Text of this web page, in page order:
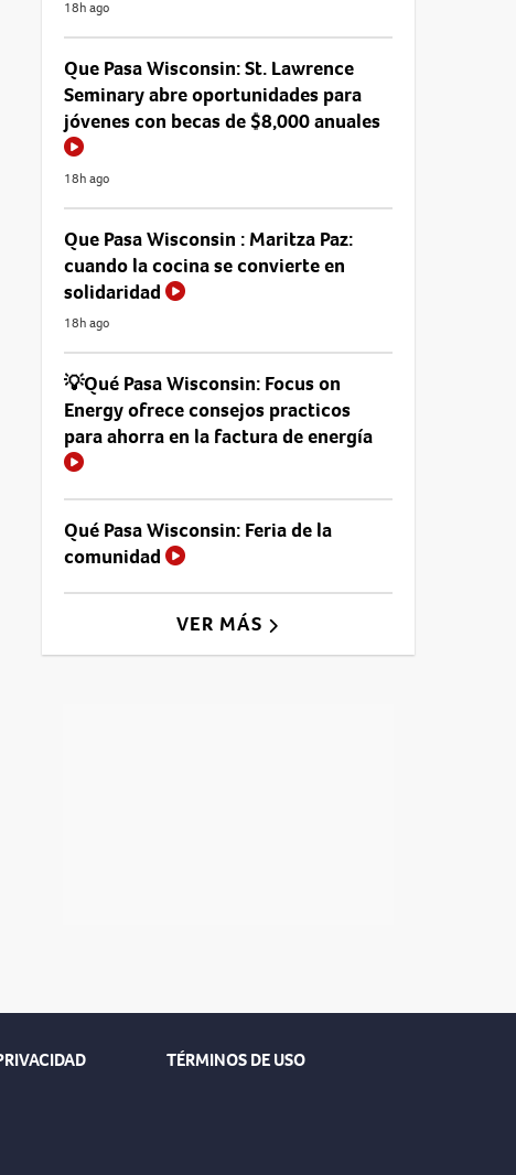
18h ago
Que Pasa Wisconsin: St. Lawrence
Seminary abre oportunidades para
jóvenes con becas de $8,000 anuales
18h ago
Que Pasa Wisconsin : Maritza Paz:
cuando la cocina se convierte en
solidaridad
18h ago
💡Qué Pasa Wisconsin: Focus on
Energy ofrece consejos practicos
para ahorra en la factura de energía
Qué Pasa Wisconsin: Feria de la
comunidad
VER MÁS
TÉRMINOS DE USO